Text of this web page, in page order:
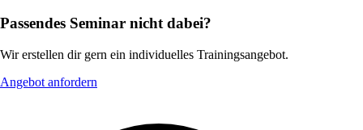
Passendes Seminar nicht dabei?
Wir erstellen dir gern ein individuelles Trainingsangebot.
Angebot anfordern